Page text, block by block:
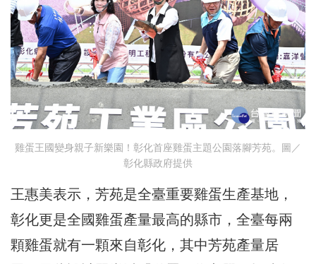
雞蛋王國變身親子新樂園！彰化首座雞蛋主題公園落腳芳苑。圖／
彰化縣政府提供
王惠美表示，芳苑是全臺重要雞蛋生產基地，
彰化更是全國雞蛋產量最高的縣市，全臺每兩
顆雞蛋就有一顆來自彰化，其中芳苑產量居